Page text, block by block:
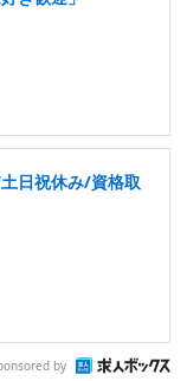
日祝休み/資格取
by